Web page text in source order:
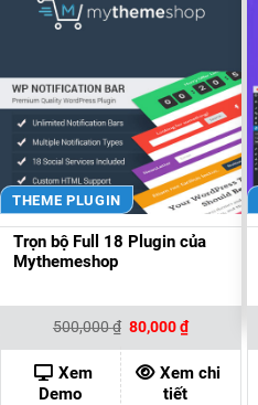
THEME PLUGIN
Trọn bộ Full 18 Plugin của
Mythemeshop
500,000₫ Giá
gốc
là:
500,000 ₫.
80,000₫Giá
hiện
tại
là:
80,000 ₫.
Xem
Demo
Xem chi
tiết